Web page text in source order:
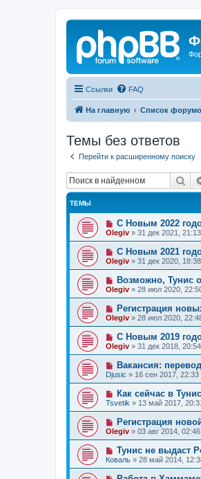
Ссылки FAQ
На главную Список
Темы без ответов
Перейти к расширенному поиску
ТЕМЫ
Н
о
в
е
с
о
б
щ
е
н
и
е
С Новым 2022
Olegiv » 31 дек 2021, 21:13
Н
о
в
о
е
с
о
б
щ
е
н
и
е
С Новым 2021
Olegiv » 31 дек 2020, 18:38
Н
о
в
о
е
с
о
о
б
щ
е
н
и
е
Возможно, Тунис
Olegiv » 28 июл 2020,
Н
о
в
е
с
о
б
щ
е
н
и
е
Регистрация
Olegiv » 28 июл 2020,
Н
о
в
о
е
с
о
б
щ
е
н
и
е
С Новым 2019
Olegiv » 31 дек 2018, 20:54
Н
о
в
о
е
с
о
б
щ
е
и
е
Вакансия:
Djusic » 16 сен 2017, 22:33
Н
о
в
о
е
с
о
о
б
щ
е
Как сейчас в
Tsvetik » 13 май 2017,
Н
о
в
о
с
о
Регистрация
Olegiv » 03 авг 2014, 02:46
Н
о
в
о
Тунис не выдаст
Коваль » 28 май 2014,
Н